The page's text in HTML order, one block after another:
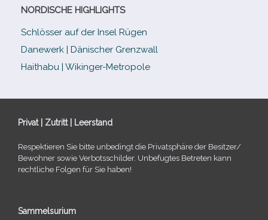
NORDISCHE HIGHLIGHTS
Schlösser auf der Insel Rügen
Danewerk | Dänischer Grenzwall
Haithabu | Wikinger-Metropole
Privat | Zutritt | Leerstand
Respektieren Sie bitte unbe­dingt die Privatsphäre der Besitzer/​
Bewohner sowie Verbotsschilder. Unbefugtes Betreten kann
recht­li­che Folgen für Sie haben!
Sammelsurium